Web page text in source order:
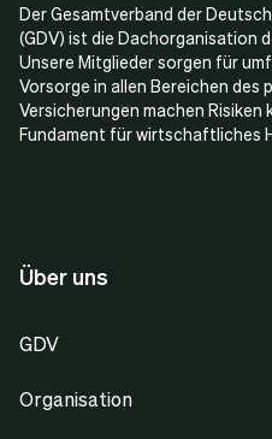
Der Gesamtverband der
(GDV) ist die Dachorganisation
Unsere Mitglieder sorgen für
Vorsorge in allen Bereichen
Versicherungen machen Risiken
Fundament für wirtschaftliches
Über uns
GDV
Organisation